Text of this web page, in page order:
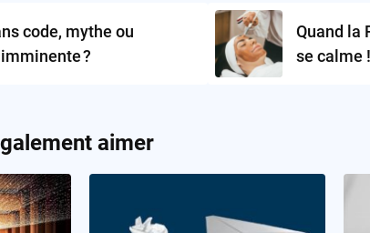
code, mythe ou
?
Quand la
se calme !
aimer